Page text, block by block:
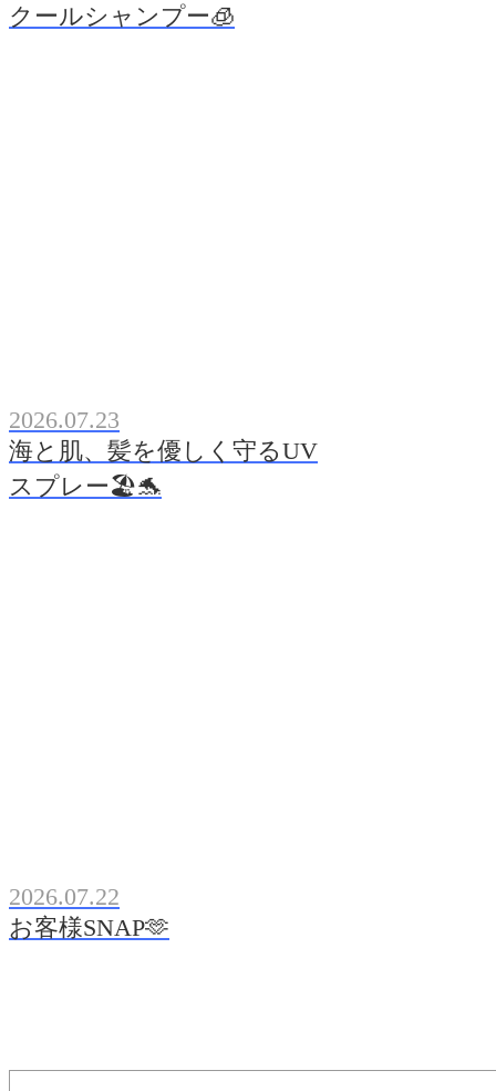
クールシャンプー🧊
2026.07.23
海と肌、髪を優しく守るUV
スプレー🏖️🐬
2026.07.22
お客様SNAP🫶